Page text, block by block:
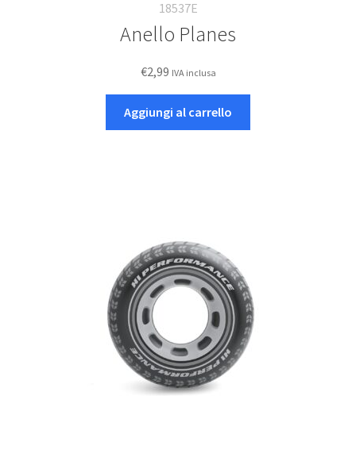
18537E
Anello Planes
€2,99 IVA inclusa
Aggiungi al carrello